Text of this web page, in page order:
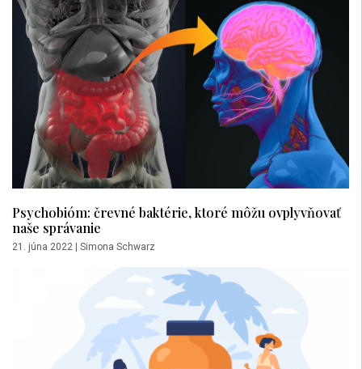
Psychobióm: črevné baktérie, ktoré môžu ovplyvňovať
naše správanie
21. júna 2022 Simona Schwarz